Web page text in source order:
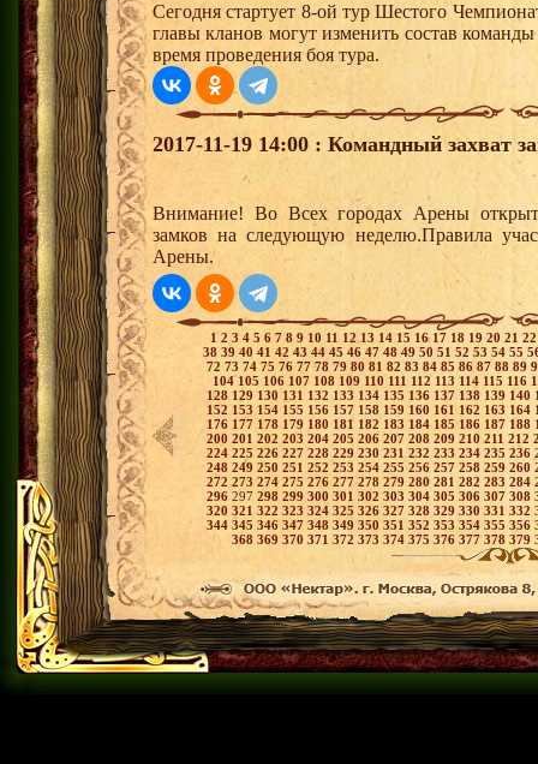
Сегодня стартует 8-ой тур Шестого
главы кланов могут изменить состав
время проведения боя тура.
2017-11-19 14:00 : Командный захват
Внимание! Во Всех городах Арены
замков на следующую неделю.Правила
Арены.
1 2 3 4 5 6 7 8 9 10 11 1213 14 15 16 17 18 19 20 21
38 39 40 41 42 43 44 45 46 47 48 49 50 51 52 53 54 55
72 73 74 75 76 7778 79 80 81 82 83 84 85 86 87 88 89
104105 106 107 108 109 110 111 112 113 114 115 116
128 129 130 131 132 133 134 135 136 137 138 139 140
152 153 154 155 156 157 158 159 160 161 162 163 164
176 177 178 179 180 181 182 183 184 185186 187 188
200 201 202 203 204 205 206 207 208 209 210 211 212
224 225 226 227 228 229 230 231 232 233 234 235 236
248 249 250 251 252 253 254 255 256 257 258 259 260
272 273 274 275 276 277278 279 280 281 282 283 284
296 297 298 299 300 301 302 303 304 305 306 307 308
320 321 322 323 324 325 326 327 328 329 330 331 332
344 345 346 347 348 349 350 351 352 353 354 355 356
368 369 370 371 372 373 374 375 376 377 378 379